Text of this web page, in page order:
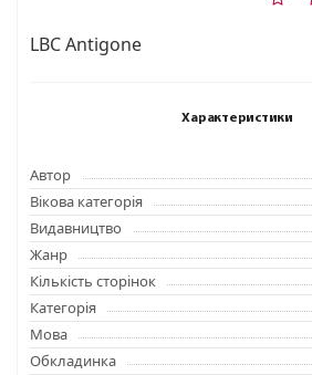
LBC Antigone
Характеристики
Автор
Вікова категорія
Видавництво
Жанр
Кількість сторінок
Категорія
Мова
Обкладинка